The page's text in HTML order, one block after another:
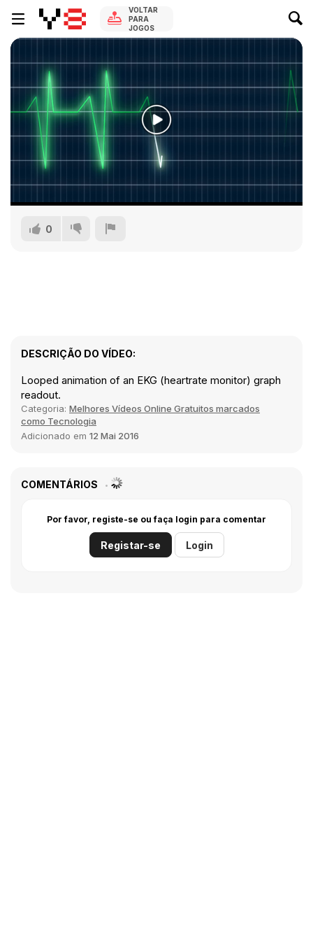
VOLTAR
PARA
JOGOS
0
DESCRIÇÃO DO VÍDEO:
Looped animation of an EKG (heartrate monitor) graph
readout.
Categoria: Melhores Vídeos Online Gratuitos marcados
como Tecnologia
Adicionado em 12 Mai 2016
COMENTÁRIOS
Por favor, registe-se ou faça login para comentar
Registar-se Login